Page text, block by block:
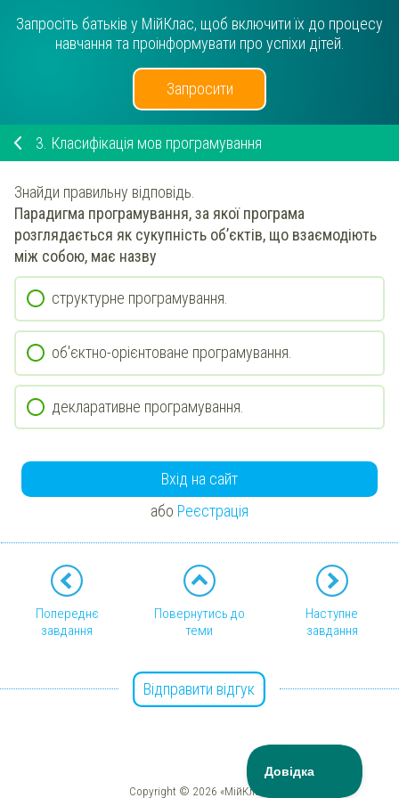
Запросіть батьків у МійКлас, щоб включити їх до процесу
навчання та проінформувати про успіхи дітей.
Запросити
3. Класифікація мов програмування
Знайди правильну відповідь.
Парадигма програмування, за якої програма
розглядається як сукупність об’єктів, що взаємодіють
між собою, має назву
структурне програмування.
об'єктно-орієнтоване програмування.
декларативне програмування.
Вхід на сайт
або Реєстрація
Попереднє
завдання
Повернутись до
теми
Наступне
завдання
Відправити відгук
Copyright © 2026 «МійКлас»